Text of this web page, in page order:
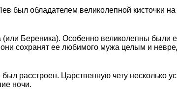
был обладателем великолепной кисточки
(или Береника). Особенно великолепны
сохранят ее любимого мужа целым и
расстроен. Царственную чету несколько
ночи.